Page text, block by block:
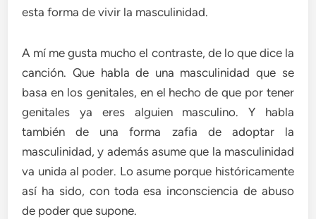
esta forma de vivir la masculinidad.
A mí me gusta mucho el contraste, de lo que dice la
canción. Que habla de una masculinidad que se
basa en los genitales, en el hecho de que por tener
genitales ya eres alguien masculino. Y habla
también de una forma zafia de adoptar la
masculinidad, y además asume que la masculinidad
va unida al poder. Lo asume porque históricamente
así ha sido, con toda esa inconsciencia de abuso
de poder que supone.